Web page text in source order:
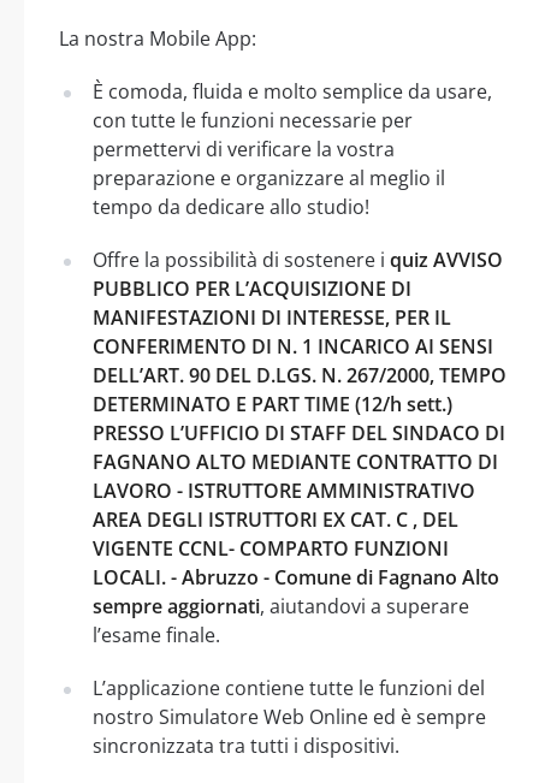
La nostra Mobile App:
È comoda, fluida e molto semplice da usare,
con tutte le funzioni necessarie per
permettervi di verificare la vostra
preparazione e organizzare al meglio il
tempo da dedicare allo studio!
Offre la possibilità di sostenere i quiz AVVISO
PUBBLICO PER L’ACQUISIZIONE DI
MANIFESTAZIONI DI INTERESSE, PER IL
CONFERIMENTO DI N. 1 INCARICO AI SENSI
DELL’ART. 90 DEL D.LGS. N. 267/2000, TEMPO
DETERMINATO E PART TIME (12/h sett.)
PRESSO L’UFFICIO DI STAFF DEL SINDACO DI
FAGNANO ALTO MEDIANTE CONTRATTO DI
LAVORO - ISTRUTTORE AMMINISTRATIVO
AREA DEGLI ISTRUTTORI EX CAT. C , DEL
VIGENTE CCNL- COMPARTO FUNZIONI
LOCALI. - Abruzzo - Comune di Fagnano Alto
sempre aggiornati, aiutandovi a superare
l’esame finale.
L’applicazione contiene tutte le funzioni del
nostro Simulatore Web Online ed è sempre
sincronizzata tra tutti i dispositivi.